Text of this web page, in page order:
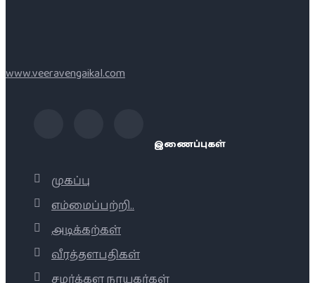
www.veeravengaikal.com
இணைப்புகள்
முகப்பு
எம்மைப்பற்றி..
அடிக்கற்கள்
வீரத்தளபதிகள்